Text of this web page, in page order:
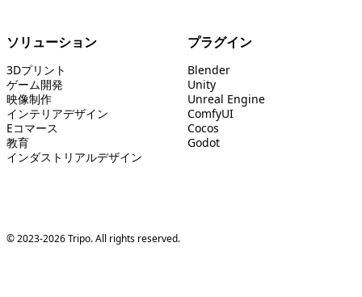
ソリューション
3Dプリント
ゲーム開発
映像制作
インテリアデザイン
Eコマース
教育
インダストリアルデザイン
プラグイン
Blender
Unity
Unreal Engine
ComfyUI
Cocos
Godot
© 2023-2026 Tripo. All rights reserved.